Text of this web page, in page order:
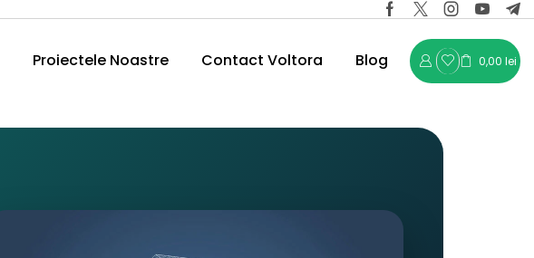
Proiectele Noastre Contact Voltora Blog 0,00 lei